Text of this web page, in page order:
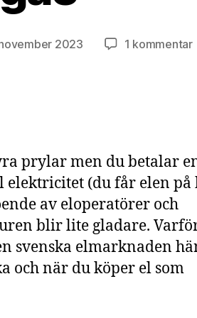
2023 1 kommentartill
prylar men du betalar
elektricitet (du får elen på
av eloperatörer och
blir lite gladare.
svenska elmarknaden
och när du köper el som